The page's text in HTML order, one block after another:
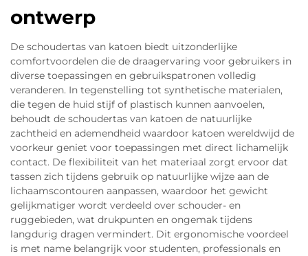
ontwerp
De schoudertas van katoen biedt uitzonderlijke
comfortvoordelen die de draagervaring voor gebruikers in
diverse toepassingen en gebruikspatronen volledig
veranderen. In tegenstelling tot synthetische materialen,
die tegen de huid stijf of plastisch kunnen aanvoelen,
behoudt de schoudertas van katoen de natuurlijke
zachtheid en ademendheid waardoor katoen wereldwijd de
voorkeur geniet voor toepassingen met direct lichamelijk
contact. De flexibiliteit van het materiaal zorgt ervoor dat
tassen zich tijdens gebruik op natuurlijke wijze aan de
lichaamscontouren aanpassen, waardoor het gewicht
gelijkmatiger wordt verdeeld over schouder- en
ruggebieden, wat drukpunten en ongemak tijdens
langdurig dragen vermindert. Dit ergonomische voordeel
is met name belangrijk voor studenten, professionals en